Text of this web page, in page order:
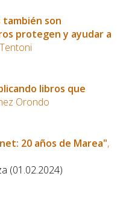
también son
protegen y ayudar a
libros que
Orondo
20 años de Marea",
(01.02.2024)